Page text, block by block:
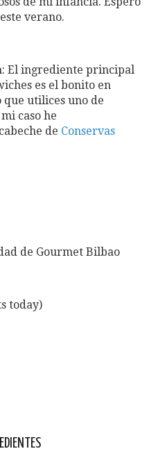
verano.
El ingrediente principal
es el bonito en
que utilices uno de
caso he
de Conservas
de Gourmet Bilbao
today)